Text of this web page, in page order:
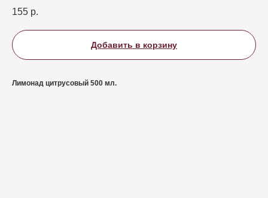
155 р.
Добавить в корзину
Лимонад цитрусовый 500 мл.